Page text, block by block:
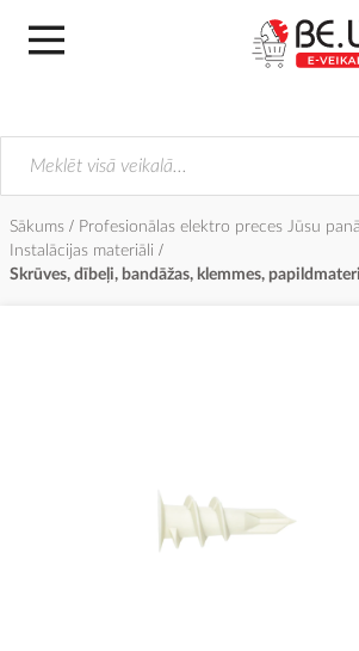
Sākums
Profesionālas elektro preces Jūsu
Instalācijas materiāli
Skrūves, dībeļi, bandāžas, klemmes,